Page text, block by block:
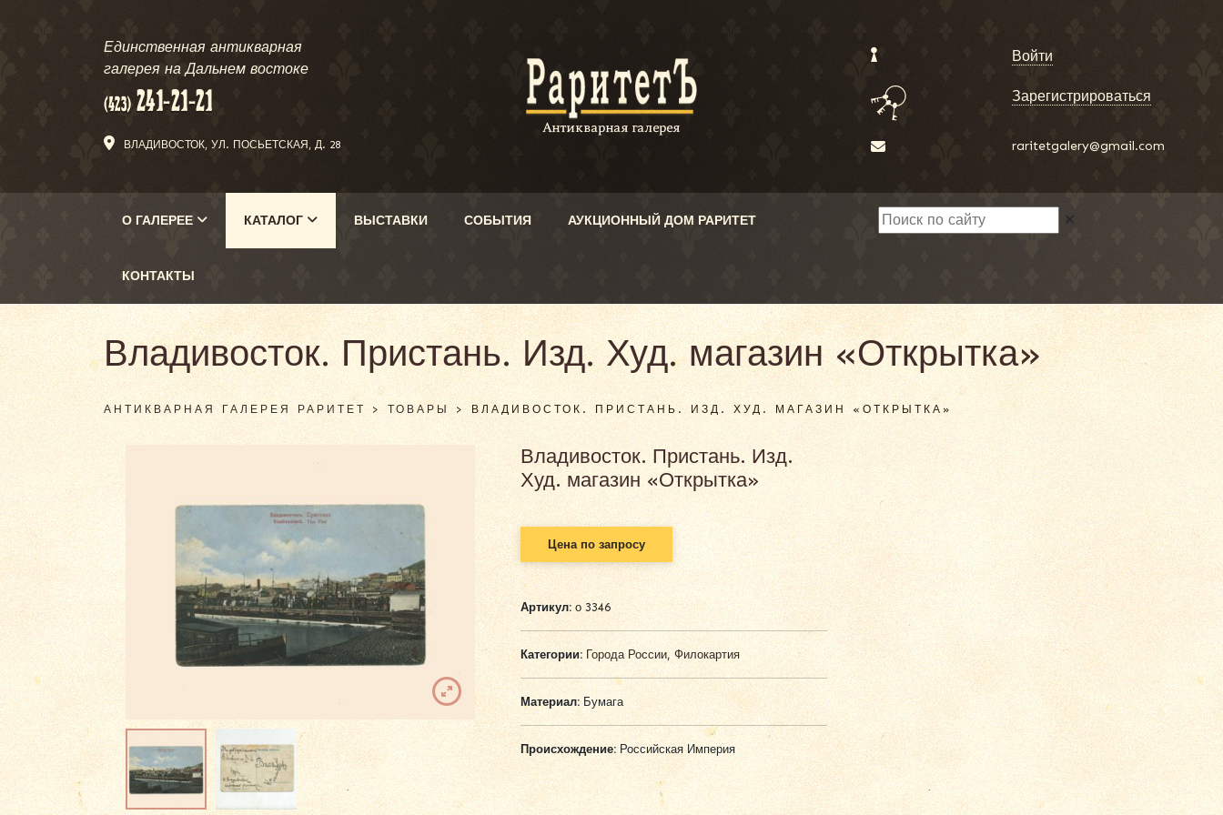
Единственная антикварная
галерея на Дальнем востоке
ВЛАДИВОСТОК, УЛ. ПОСЬЕТСКАЯ, Д. 28
Войти
Зарегистрироваться
raritetgalery@gmail.com
О ГАЛЕРЕЕ КАТАЛОГ ВЫСТАВКИ СОБЫТИЯ АУКЦИОННЫЙ ДОМ РАРИТЕТ
КОНТАКТЫ
✕
Владивосток. Пристань. Изд. Худ. магазин «Открытка»
АНТИКВАРНАЯ ГАЛЕРЕЯ РАРИТЕТ >ТОВАРЫ> ВЛАДИВОСТОК. ПРИСТАНЬ. ИЗД. ХУД. МАГАЗИН «ОТКРЫТКА»
Владивосток. Пристань. Изд.
Худ. магазин «Открытка»
Цена по запросу
Артикул:о 3346
Категории: Города России,Филокартия
Материал:Бумага
Происхождение:Российская Империя